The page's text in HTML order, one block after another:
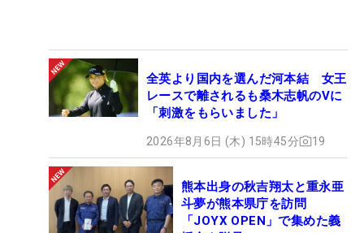
全英より国内を選んだ河本結 女王
レースで離されるも桑木志帆のVに
「刺激をもらいました」
2026年8月6日 (木) 15時45分 19
熊本出身の秋吉翔太と重永亜
斗夢が熊本県庁を訪問
「JOYX OPEN」で集めた義